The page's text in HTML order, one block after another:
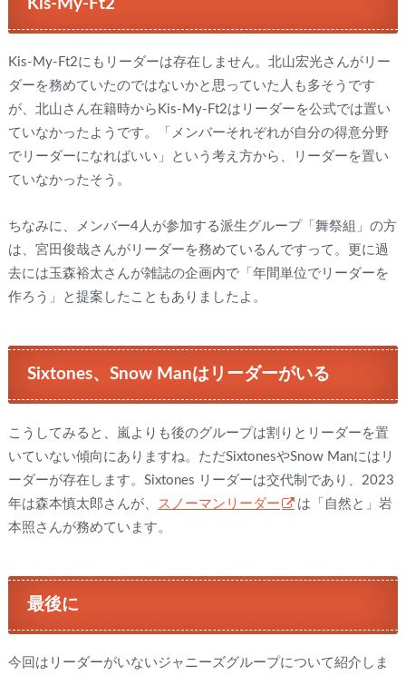
Kis-My-Ft2
Kis-My-Ft2にもリーダーは存在しません。北山宏光さんがリー
ダーを務めていたのではないかと思っていた人も多そうです
が、北山さん在籍時からKis-My-Ft2はリーダーを公式では置い
ていなかったようです。「メンバーそれぞれが自分の得意分野
でリーダーになればいい」という考え方から、リーダーを置い
ていなかったそう。
ちなみに、メンバー4人が参加する派生グループ「舞祭組」の方
は、宮田俊哉さんがリーダーを務めているんですって。更に過
去には玉森裕太さんが雑誌の企画内で「年間単位でリーダーを
作ろう」と提案したこともありましたよ。
Sixtones、Snow Manはリーダーがいる
こうしてみると、嵐よりも後のグループは割りとリーダーを置
いていない傾向にありますね。ただSixtonesやSnow Manにはリ
ーダーが存在します。Sixtones リーダーは交代制であり、2023
年は森本慎太郎さんが、
スノーマンリーダー
は「自然と」岩
本照さんが務めています。
最後に
今回はリーダーがいないジャニーズグループについて紹介しま